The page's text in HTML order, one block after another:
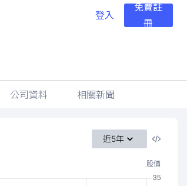
登入
免費註
冊
公司資料 相關新聞
近5年